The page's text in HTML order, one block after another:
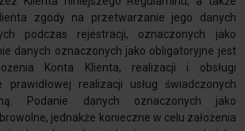
zgody na przetwarzanie jego danych
podczas rejestracji, oznaczonych jako
danych oznaczonych jako obligatoryjne jest
Konta Klienta, realizacji i obsługi
realizacji usług świadczonych
Podanie danych oznaczonych jako
jednakże konieczne w celu założenia